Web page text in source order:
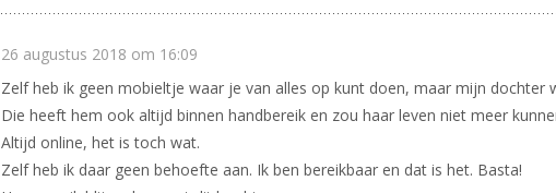
26 augustus 2018 om 16:09
Zelf heb ik geen mobieltje waar je van alles op kunt doen, maar mijn dochter
Die heeft hem ook altijd binnen handbereik en zou haar leven niet meer
Altijd online, het is toch wat.
Zelf heb ik daar geen behoefte aan. Ik ben bereikbaar en dat is het. Basta!